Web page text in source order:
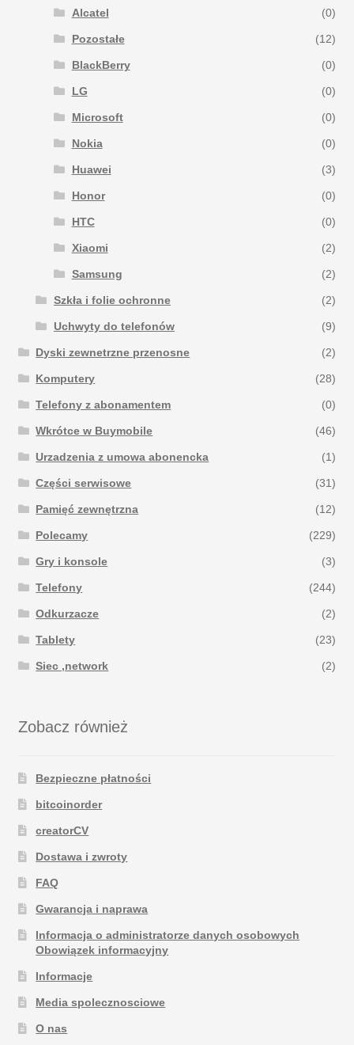
Alcatel (0)
Pozostałe (12)
BlackBerry (0)
LG (0)
Microsoft (0)
Nokia (0)
Huawei (3)
Honor (0)
HTC (0)
Xiaomi (2)
Samsung (2)
Szkła i folie ochronne (2)
Uchwyty do telefonów (9)
Dyski zewnetrzne przenosne (2)
Komputery (28)
Telefony z abonamentem (0)
Wkrótce w Buymobile (46)
Urzadzenia z umowa abonencka (1)
Części serwisowe (31)
Pamięć zewnętrzna (12)
Polecamy (229)
Gry i konsole (3)
Telefony (244)
Odkurzacze (2)
Tablety (23)
Siec ,network (2)
Zobacz również
Bezpieczne płatności
bitcoinorder
creatorCV
Dostawa i zwroty
FAQ
Gwarancja i naprawa
Informacja o administratorze danych osobowych
Obowiązek informacyjny
Informacje
Media spolecznosciowe
O nas